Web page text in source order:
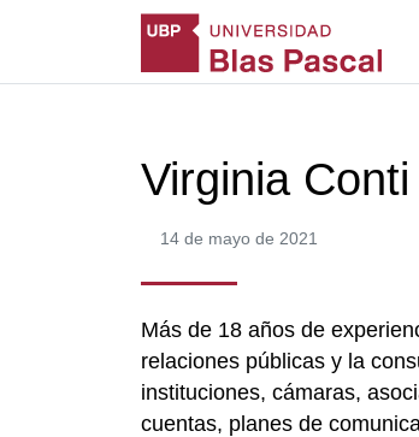
Virginia Conti
14 de mayo de 2021
Más de 18 años de
relaciones públicas y la
instituciones, cámaras,
cuentas, planes de